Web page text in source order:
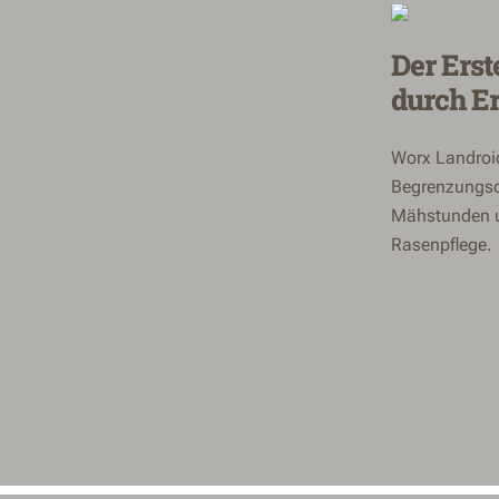
Der
durch
Worx
Mähstunden
Rasenpflege.